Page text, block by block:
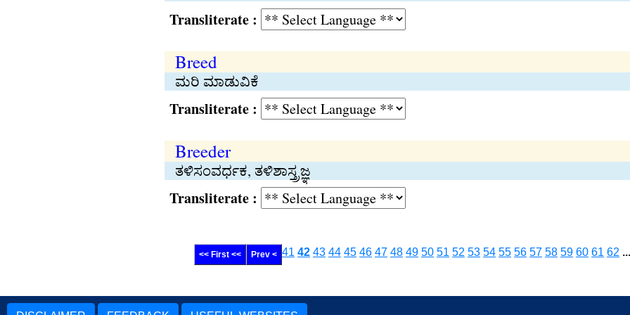
Transliterate :
Breed
ಮರಿ ಮಾಡುವಿಕೆ
Transliterate :
Breeder
ತಳಿಸಂವರ್ಧಕ, ತಳಿಶಾಸ್ತ್ರಜ್ಞ
Transliterate :
<< First << Prev < 41 42 43 44 45 46 47 48 49 50 51 52 53 54 55 56 57 58 59 60 61 62